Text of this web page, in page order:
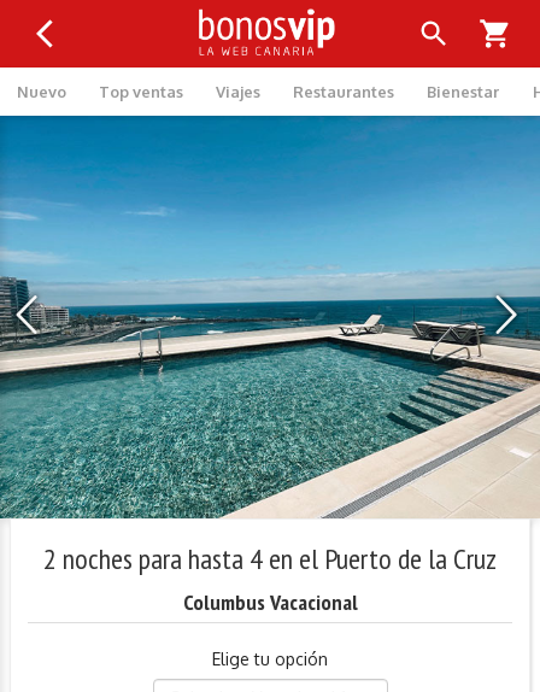
Nuevo Top ventas Viajes Restaurantes Bienestar
‹ ›
2 noches para hasta 4 en el Puerto de la Cruz
Columbus Vacacional
Elige tu opción